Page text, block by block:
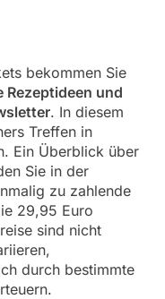
bekommen Sie
und
. In diesem
Treffen in
Ein Überblick über
Sie in der
zu zahlende
29,95 Euro
sind nicht
durch bestimmte